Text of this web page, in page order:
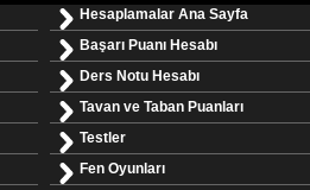
Hesaplamalar Ana Sayfa
Başarı Puanı Hesabı
Ders Notu Hesabı
Tavan ve Taban Puanları
Testler
Fen Oyunları